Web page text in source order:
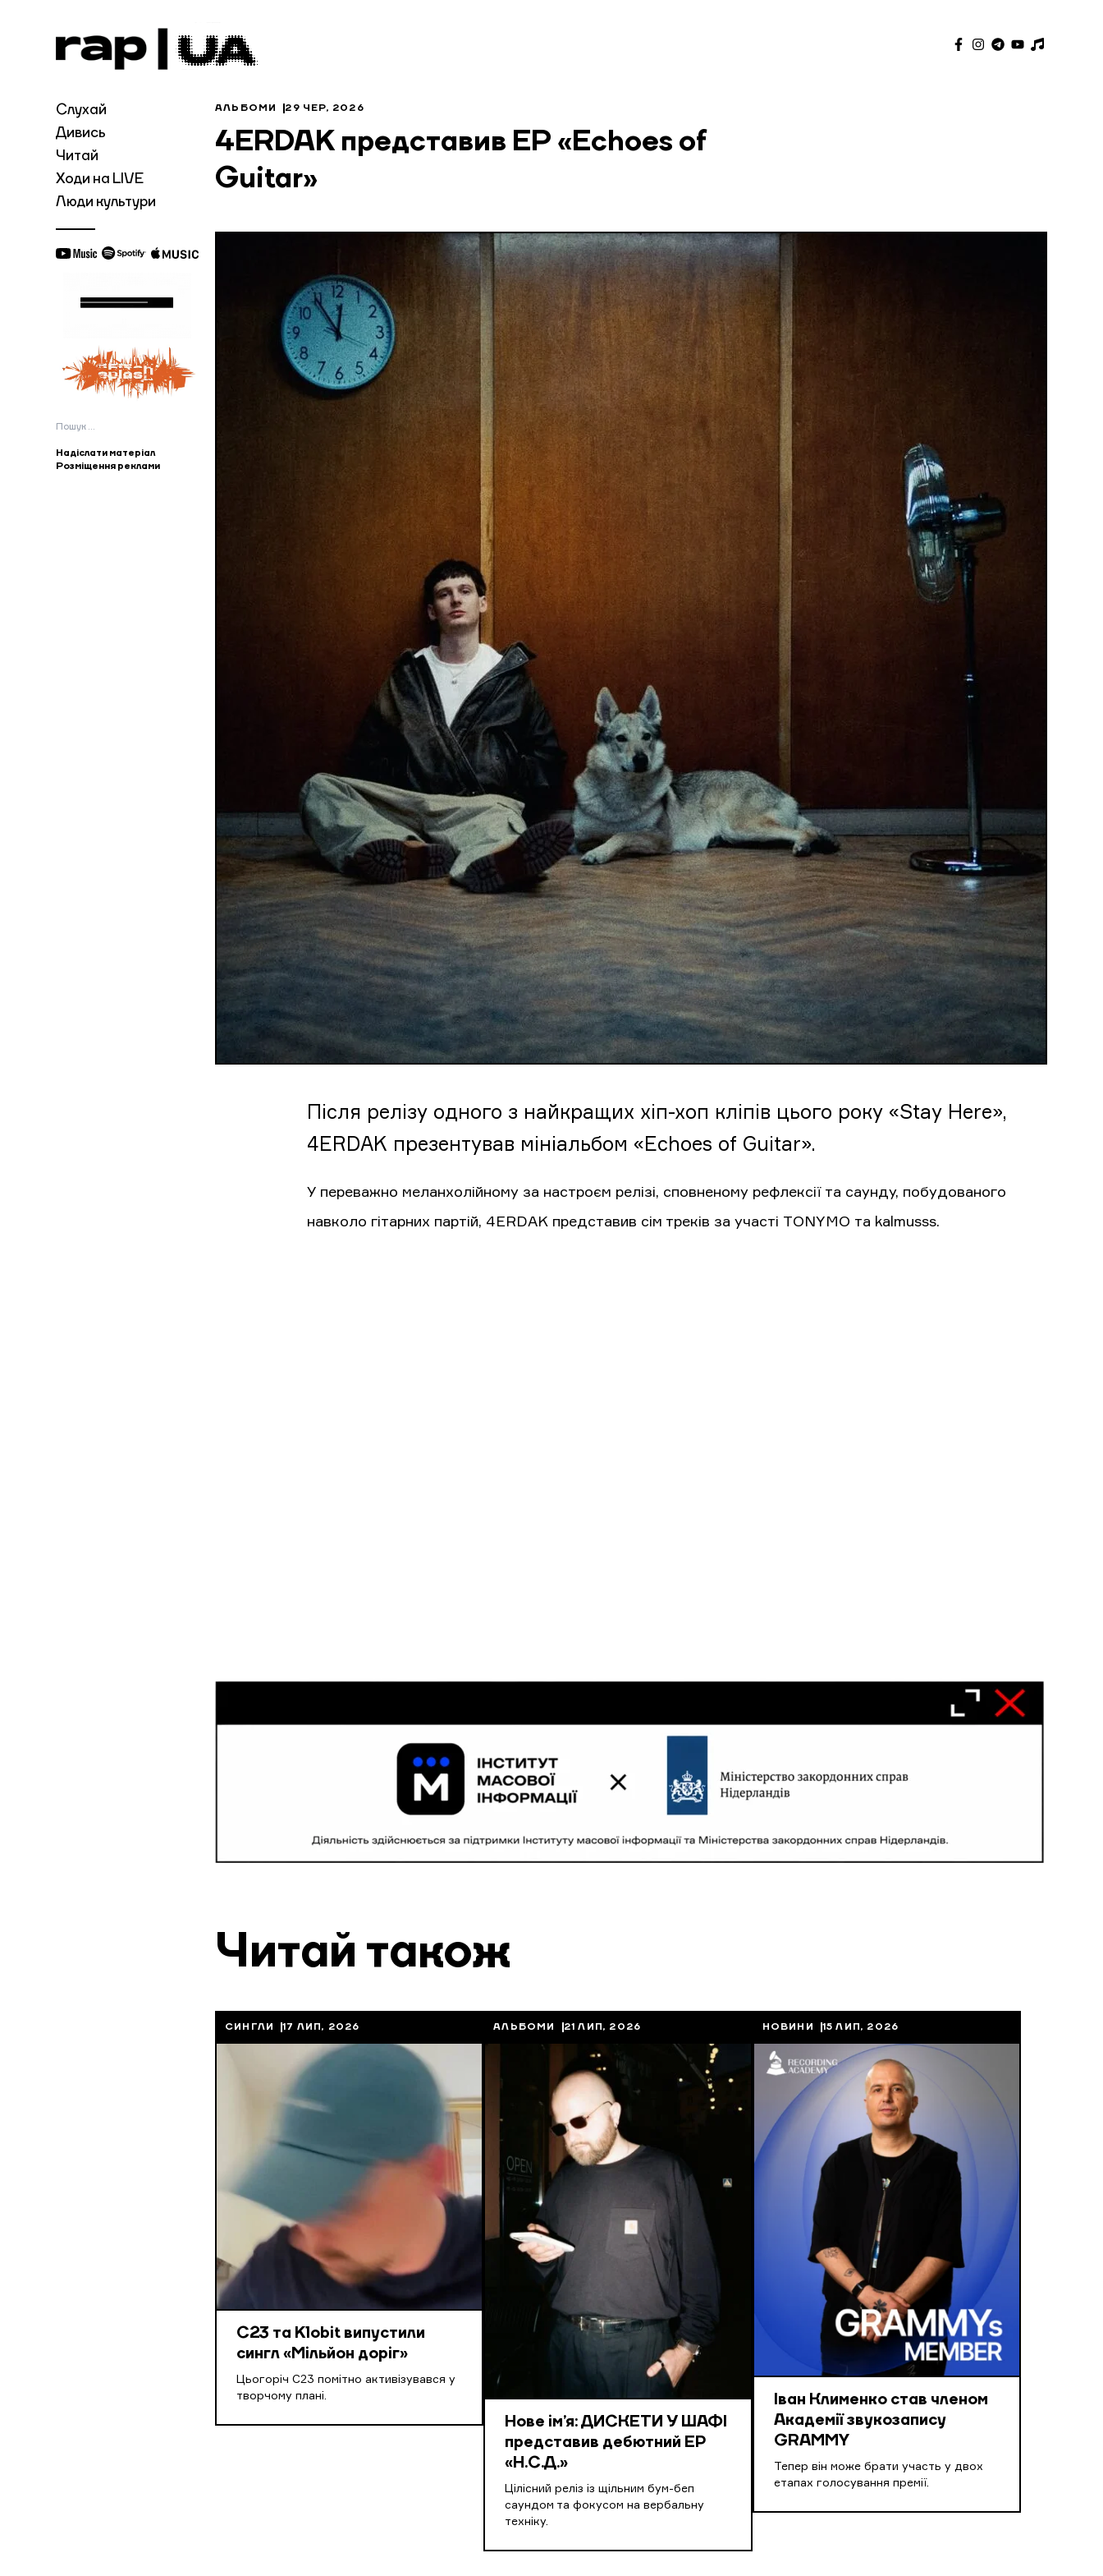
Слухай
Дивись
Читай
Ходи на LIVE
Люди культури
Пошук:
Надіслати матеріал
Розміщення реклами
АЛЬБОМИ 29 ЧЕР, 2026
4ERDAK представив EP «Echoes of
Guitar»
Після релізу одного з найкращих хіп-хоп кліпів цього року «Stay Here»,
4ERDAK презентував мініальбом «Echoes of Guitar».
У переважно меланхолійному за настроєм релізі, сповненому рефлексії та саунду, побудованого
навколо гітарних партій, 4ERDAK представив сім треків за участі TONYMO та kalmusss.
Читай також
СИНГЛИ 17 ЛИП, 2026
С23 та Klobit випустили
сингл «Мільйон доріг»
Цьогоріч С23 помітно активізувався у
творчому плані.
АЛЬБОМИ 21 ЛИП, 2026
Нове ім’я: ДИСКЕТИ У ШАФІ
представив дебютний EP
«Н.С.Д.»
Цілісний реліз із щільним бум-беп
саундом та фокусом на вербальну
техніку.
НОВИНИ 15 ЛИП, 2026
Іван Клименко став членом
Академії звукозапису
GRAMMY
Тепер він може брати участь у двох
етапах голосування премії.